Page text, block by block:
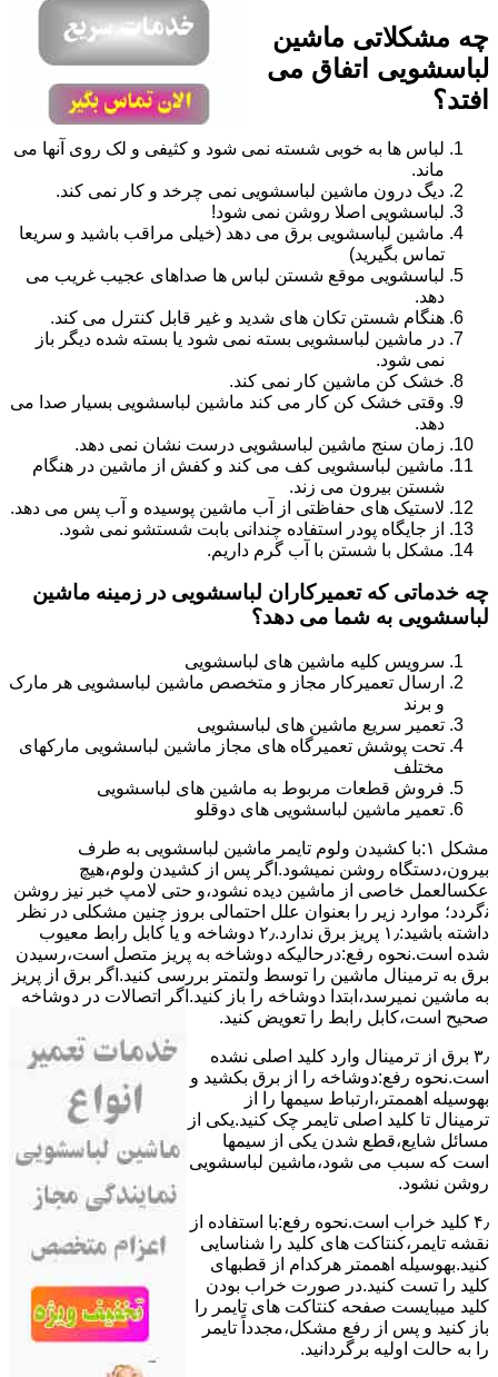
چه مشکلاتی ماشین
لباسشویی اتفاق می
افتد؟
لباس ها به خوبی شسته نمی شود و کثیفی و لک روی آنها می
ماند.
دیگ درون ماشین لباسشویی نمی چرخد و کار نمی کند.
لباسشویی اصلا روشن نمی شود!
ماشین لباسشویی برق می دهد (خیلی مراقب باشید و سریعا
تماس بگیرید)
لباسشویی موقع شستن لباس ها صداهای عجیب غریب می
دهد.
هنگام شستن تکان های شدید و غیر قابل کنترل می کند.
در ماشین لباسشویی بسته نمی شود یا بسته شده دیگر باز
نمی شود.
خشک کن ماشین کار نمی کند.
وقتی خشک کن کار می کند ماشین لباسشویی بسیار صدا می
دهد.
زمان سنج ماشین لباسشویی درست نشان نمی دهد.
ماشین لباسشویی کف می کند و کفش از ماشین در هنگام
شستن بیرون می زند.
لاستیک های حفاظتی از آب ماشین پوسیده و آب پس می دهد.
از جایگاه پودر استفاده چندانی بابت شستشو نمی شود.
مشکل با شستن با آب گرم داریم.
چه خدماتی که تعمیرکاران لباسشویی در زمینه ماشین
لباسشویی به شما می دهد؟
سرویس کلیه ماشین های لباسشویی
ارسال تعمیرکار مجاز و متخصص ماشین لباسشویی هر مارک
و برند
تعمیر سریع ماشین های لباسشویی
تحت پوشش تعمیرگاه های مجاز ماشین لباسشویی مارکهای
مختلف
فروش قطعات مربوط به ماشین های لباسشویی
تعمیر ماشین لباسشویی های دوقلو
مشکل ۱:ﺑﺎ ﮐﺸﯿﺪن وﻟﻮم ﺗﺎﯾﻤﺮ ماشین لباسشویی به طرف
ﺑﯿﺮون،دستگاه روﺷﻦ نمیشود.اﮔﺮ ﭘﺲ از ﮐﺸﯿﺪن وﻟﻮم،ﻫﯿﭻ
عکسالعمل ﺧﺎﺻﯽ از ﻣﺎﺷﯿﻦ دﯾﺪه نشود،و حتی ﻻﻣﭗ ﺧﺒﺮ ﻧﯿﺰ روﺷﻦ
ﻧگردد؛ موارد زیر را بعنوان ﻋﻠﻞ احتمالی بروز چنین مشکلی در نظر
داشته باشید:۱٫ ﭘﺮﯾﺰ ﺑﺮق ﻧﺪارد.۲٫ دوﺷﺎﺧﻪ و ﯾﺎ ﮐﺎﺑﻞ راﺑﻂ ﻣﻌﯿﻮب
ﺷﺪه است.نحوه رفع:درحالیکه دوﺷﺎﺧﻪ ﺑﻪ ﭘﺮﯾﺰ ﻣﺘﺼﻞ اﺳﺖ،رﺳﯿﺪن
ﺑﺮق ﺑﻪ ﺗﺮﻣﯿﻨﺎل ﻣﺎﺷﯿﻦ را ﺗﻮﺳﻂ ولتمتر بررسی ﮐﻨﯿﺪ.اﮔﺮ ﺑﺮق از ﭘﺮﯾﺰ
ﺑﻪ ﻣﺎﺷﯿﻦ نمیرسد،اﺑﺘﺪا دوشاخه را باز کنید.اﮔﺮ اﺗﺼﺎﻻت در دوشاخه
ﺻﺤﯿﺢ اﺳﺖ،ﮐﺎﺑﻞ راﺑﻂ را ﺗﻌﻮﯾﺾ کنید.
۳٫ ﺑﺮق از ﺗﺮﻣﯿﻨﺎل وارد ﮐﻠﯿﺪ اﺻﻠﯽ ﻧﺸﺪه
است.نحوه رﻓﻊ:دوشاخه را از ﺑﺮق بکشید و
بهوسیله اهممتر،ارﺗﺒﺎط سیمها را از
ﺗﺮﻣﯿﻨﺎل ﺗﺎ ﮐﻠﯿﺪ اﺻﻠﯽ ﺗﺎﯾﻤﺮ چک کنید.یکی از
مسائل شایع،ﻗﻄﻊ شدن ﯾﮑﯽ از سیمها
است که سبب می شود،ﻣﺎﺷﯿﻦ لباسشویی
روﺷﻦ نشود.
۴٫ ﮐﻠﯿﺪ ﺧﺮاب اﺳﺖ.نحوه رفع:ﺑﺎ اﺳﺘﻔﺎده از
ﻧﻘﺸﻪ ﺗﺎﯾﻤﺮ،ﮐﻨﺘﺎﮐﺖ ﻫﺎی ﮐﻠﯿﺪ را ﺷﻨﺎﺳﺎﯾﯽ
کنید.بهوسیله اهممتر هرکدام از قطبهای
ﮐﻠﯿﺪ را ﺗﺴﺖ ﮐﻨﯿﺪ.در ﺻﻮرت ﺧﺮاب ﺑﻮدن
ﮐﻠﯿﺪ میبایست ﺻﻔﺤﻪ ﮐﻨﺘﺎﮐﺖ ﻫﺎی ﺗﺎﯾﻤﺮ را
باز کنید و ﭘﺲ از رﻓﻊ مشکل،مجدداً ﺗﺎﯾﻤﺮ
را به حالت اوﻟﯿﻪ برگردانید.